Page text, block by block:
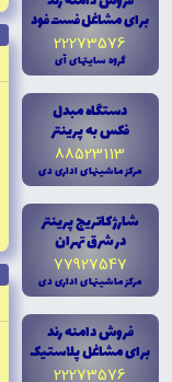
براى مشاغل فست فود
22273576
گروه سايتهاى آى
دستگاه مبدل
فکس به پرينتر
88523113
مرکز ماشينهاى ادارى دى
شارژ کاتريج پرينتر
در شرق تهران
77927547
مرکز ماشينهاى ادارى دى
فروش دامنه رند
براى مشاغل پلاستيک
22273576